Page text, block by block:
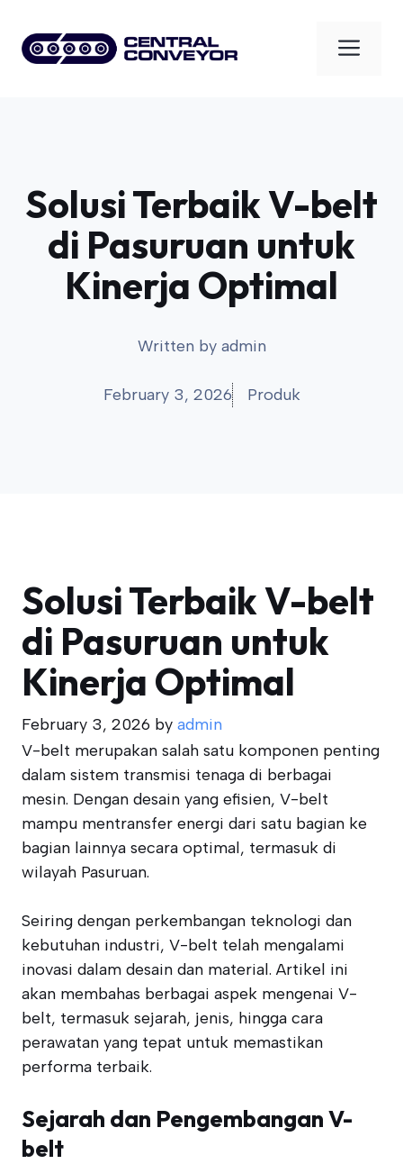
content
Solusi Terbaik V-belt
di Pasuruan untuk
Kinerja Optimal
Written by admin
February 3, 2026 Produk
Solusi Terbaik V-belt
di Pasuruan untuk
Kinerja Optimal
February 3, 2026 by admin
V-belt merupakan salah satu komponen penting
dalam sistem transmisi tenaga di berbagai
mesin. Dengan desain yang efisien, V-belt
mampu mentransfer energi dari satu bagian ke
bagian lainnya secara optimal, termasuk di
wilayah Pasuruan.
Seiring dengan perkembangan teknologi dan
kebutuhan industri, V-belt telah mengalami
inovasi dalam desain dan material. Artikel ini
akan membahas berbagai aspek mengenai V-
belt, termasuk sejarah, jenis, hingga cara
perawatan yang tepat untuk memastikan
performa terbaik.
Sejarah dan Pengembangan V-
belt